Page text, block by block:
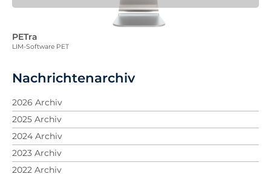
PETra
LIM-Software PET
Nachrichtenarchiv
2026 Archiv
2025 Archiv
2024 Archiv
2023 Archiv
2022 Archiv